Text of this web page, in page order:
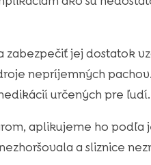
zabezpečiť jej dostatok
nepríjemných
určených pre ľudí.
aplikujeme ho podľa
a sliznice